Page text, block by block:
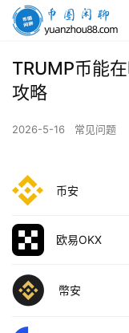
币
闲
聊
TRUMP币能
攻略
2026-5-16 常见问题
币安
欧易OKX
幣安